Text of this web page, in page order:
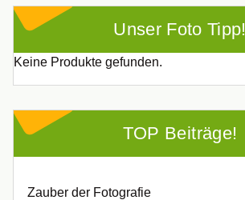
Unser Foto Tipp!
Keine Produkte gefunden.
TOP Beiträge!
Zauber der Fotografie